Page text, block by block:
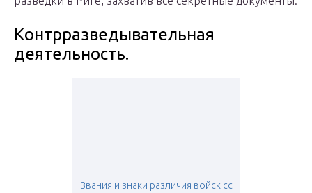
Контрразведывательная
деятельность.
Звания и знаки различия войск сс